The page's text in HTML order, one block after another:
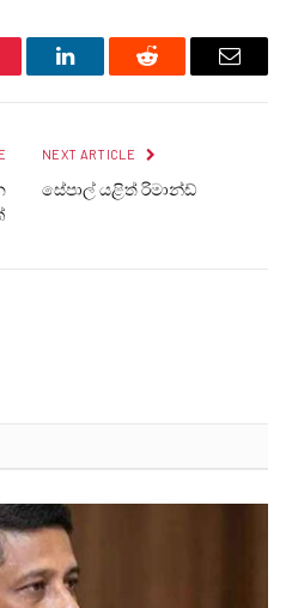
LinkedInReddit Email
NEXT ARTICLE
සේපාල් යළිත් රිමාන්ඩ්